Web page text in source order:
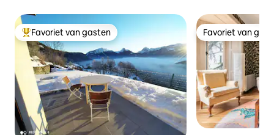
Topfavoriet van gasten
Favoriet van gasten Favoriet van
Favoriet van